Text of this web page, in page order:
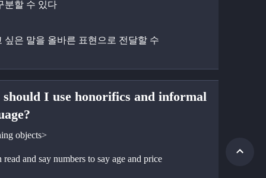
분할 수 있다
싶은 말을 올바른 표현으로 전달할 수
should I use honorifics and informal
objects>
read and say numbers to say age and price